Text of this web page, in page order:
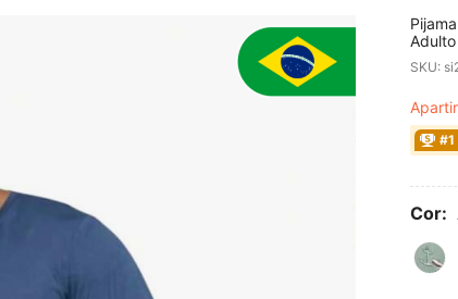
SKU:
#1
Cor: